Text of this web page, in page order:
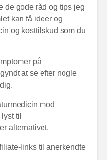
de gode råd og tips jeg
kan få ideer og
og kosttilskud som du
på
at se efter nogle
mod
til
alternativet.
links til anerkendte